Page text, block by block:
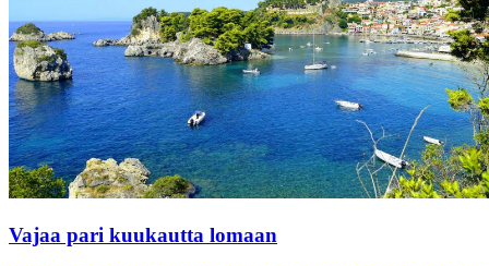
Vajaa pari kuukautta lomaan